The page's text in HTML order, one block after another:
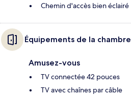
Chemin d'accès bien éclairé
Équipements de la chambre
Amusez-vous
TV connectée 42 pouces
TV avec chaînes par câble